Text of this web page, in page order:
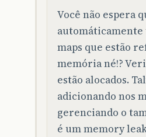
Você não espera
automáticamente
maps que estão
memória né!?
estão alocados.
adicionando nos
gerenciando o
é um memory